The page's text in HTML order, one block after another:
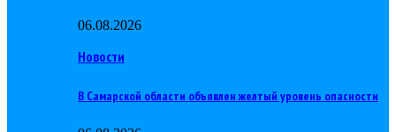
06.08.2026
Новости
В Самарской области объявлен желтый уровень опасности